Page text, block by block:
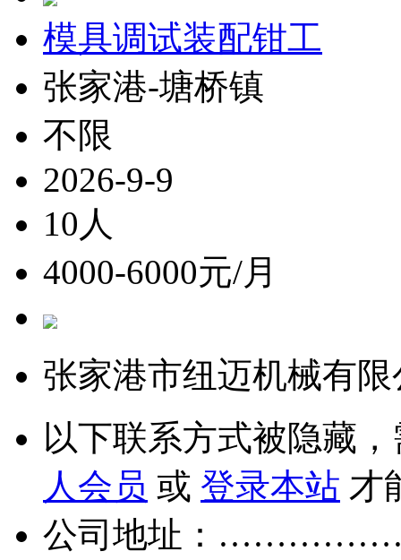
模具调试装配钳工
张家港-塘桥镇
不限
2026-9-9
10人
4000-6000元/月
张家港市纽迈机械
以下联系方式被隐藏
人会员 或 登录本站 才
公司地址：